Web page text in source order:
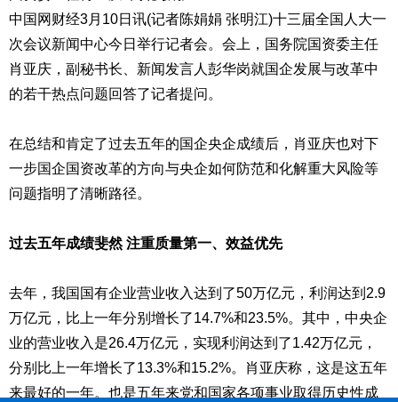
中国网财经3月10日讯(记者陈娟娟 张明江)十三届全国人大一
次会议新闻中心今日举行记者会。会上，国务院国资委主任
肖亚庆，副秘书长、新闻发言人彭华岗就国企发展与改革中
的若干热点问题回答了记者提问。
在总结和肯定了过去五年的国企央企成绩后，肖亚庆也对下
一步国企国资改革的方向与央企如何防范和化解重大风险等
问题指明了清晰路径。
过去五年成绩斐然 注重质量第一、效益优先
去年，我国国有企业营业收入达到了50万亿元，利润达到2.9
万亿元，比上一年分别增长了14.7%和23.5%。其中，中央企
业的营业收入是26.4万亿元，实现利润达到了1.42万亿元，
分别比上一年增长了13.3%和15.2%。肖亚庆称，这是这五年
来最好的一年。也是五年来党和国家各项事业取得历史性成